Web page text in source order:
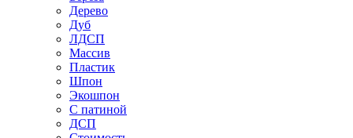
Дерево
Дуб
ЛДСП
Массив
Пластик
Шпон
Экошпон
С патиной
ДСП